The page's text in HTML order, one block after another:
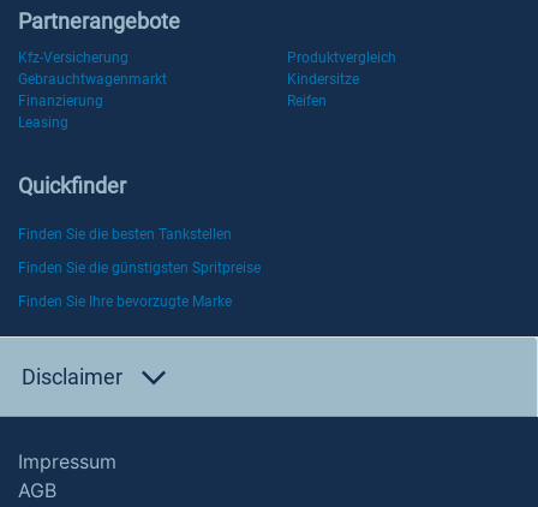
Partnerangebote
Kfz-Versicherung
Produktvergleich
Gebrauchtwagenmarkt
Kindersitze
Finanzierung
Reifen
Leasing
Quickfinder
Finden Sie die besten Tankstellen
Finden Sie die günstigsten Spritpreise
Finden Sie Ihre bevorzugte Marke
Disclaimer
Impressum
AGB